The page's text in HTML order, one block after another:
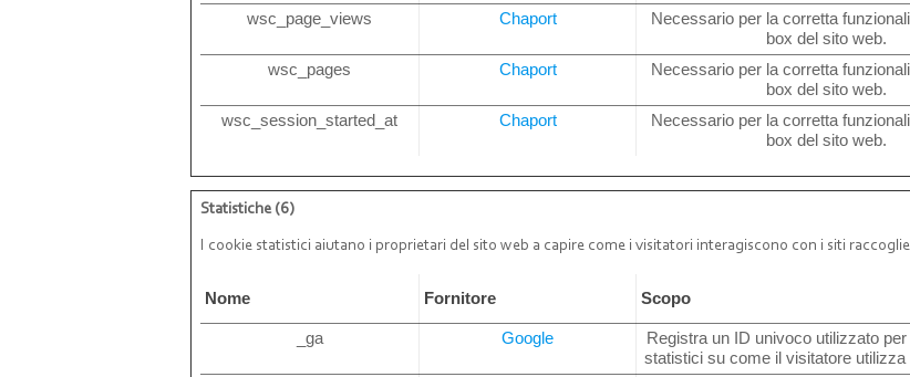
wsc_page_views Chaport
Necessario per la corretta
box del sito web.
wsc_pages
Chaport
Necessario per la corretta
box del sito web.
wsc_session_started_at
Chaport
Necessario per la corretta
box del sito web.
Statistiche (6)
I cookie statistici aiutano i proprietari del sito web a capire come i visitatori interagiscono con i siti
Nome Fornitore Scopo
_ga Google
Registra un ID univoco utilizzato
statistici su come il visitatore utilizza